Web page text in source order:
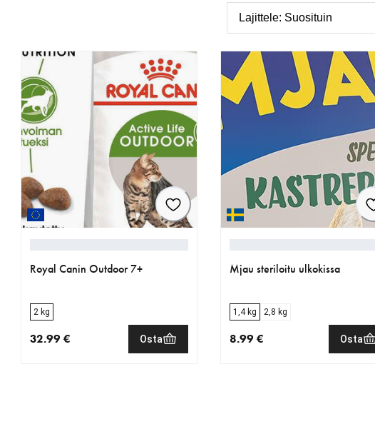
Royal Canin Outdoor 7+
2 kg
32.99 € Osta
Mjau steriloitu ulkokissa
1,4 kg 2,8 kg
8.99 € Osta